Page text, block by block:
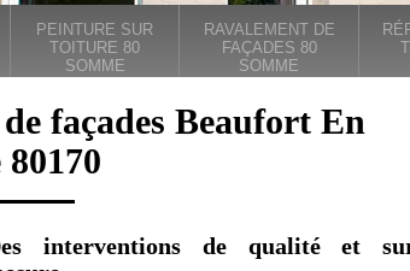
PEINTURE SUR
TOITURE 80
SOMME
RAVALEMENT DE
FAÇADES 80
SOMME
façades Beaufort En
interventions de qualité et